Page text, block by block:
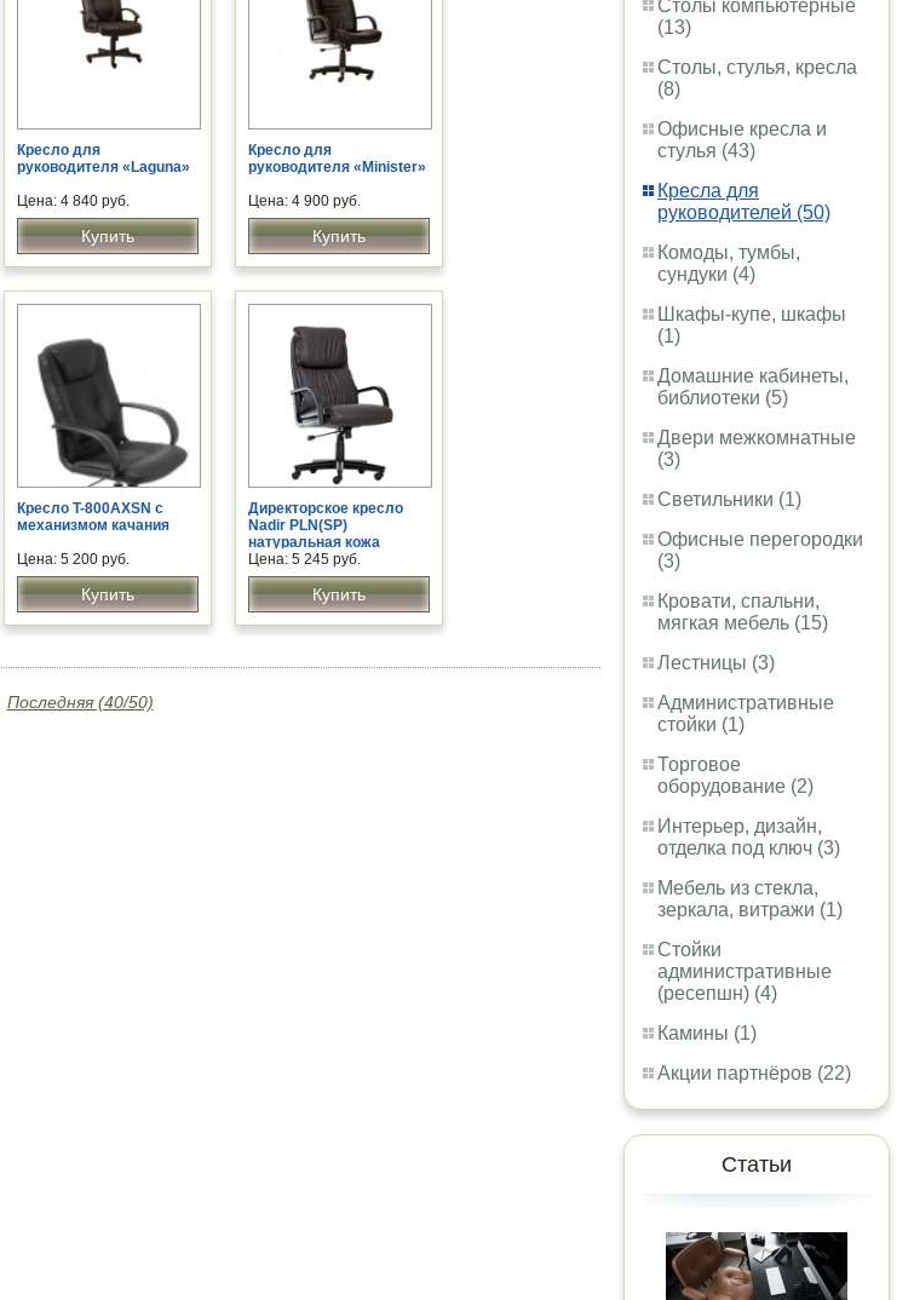
Столы компьютерные
(13)
Столы, стулья, кресла
(8)
Офисные кресла и
стулья (43)
Кресла для
руководителей (50)
Комоды, тумбы,
сундуки (4)
Шкафы-купе, шкафы
(1)
Домашние кабинеты,
библиотеки (5)
Двери межкомнатные
(3)
Светильники (1)
Офисные перегородки
(3)
Кровати, спальни,
мягкая мебель (15)
Лестницы (3)
Административные
стойки (1)
Торговое
оборудование (2)
Интерьер, дизайн,
отделка под ключ (3)
Мебель из стекла,
зеркала, витражи (1)
Стойки
административные
(ресепшн) (4)
Камины (1)
Акции партнёров (22)
Статьи
Кресло для
руководителя «Laguna»
Цена: 4 840 руб.
Купить
Кресло для
руководителя «Minister»
Цена: 4 900 руб.
Купить
Кресло T-800AXSN с
механизмом качания
Цена: 5 200 руб.
Купить
Директорское кресло
Nadir PLN(SP)
натуральная кожа
Цена: 5 245 руб.
Купить
Последняя (40/50)